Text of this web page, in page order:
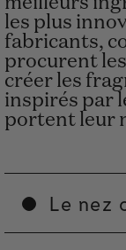
les plus
fabricants,
procurent
créer les
inspirés par
portent leur
Le nez